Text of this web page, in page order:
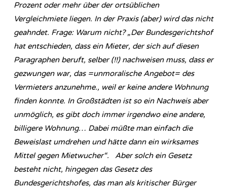
Prozent oder mehr über der ortsüblichen
Vergleichmiete liegen. In der Praxis (aber) wird das nicht
geahndet. Frage: Warum nicht? „Der Bundesgerichtshof
hat entschieden, dass ein Mieter, der sich auf diesen
Paragraphen beruft, selber (!!) nachweisen muss, dass er
gezwungen war, das =unmoralische Angebot= des
Vermieters anzunehme., weil er keine andere Wohnung
finden konnte. In Großstädten ist so ein Nachweis aber
unmöglich, es gibt doch immer irgendwo eine andere,
billigere Wohnung… Dabei müßte man einfach die
Beweislast umdrehen und hätte dann ein wirksames
Mittel gegen Mietwucher“. Aber solch ein Gesetz
besteht nicht, hingegen das Gesetz des
Bundesgerichtshofes, das man als kritischer Bürger